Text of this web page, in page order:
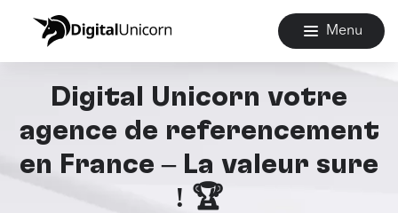
Menu
Digital Unicorn votre
agence de référencement
en France – La valeur sûre
! 🏆